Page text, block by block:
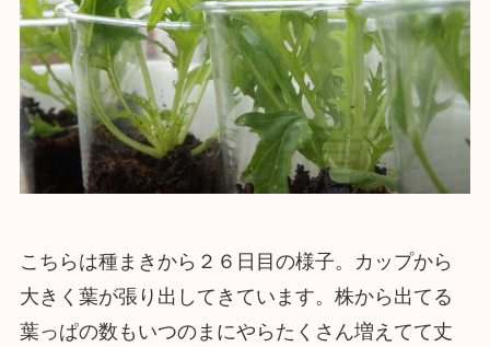
こちらは種まきから２６日目の様子。カップから
大きく葉が張り出してきています。株から出てる
葉っぱの数もいつのまにやらたくさん増えてて丈